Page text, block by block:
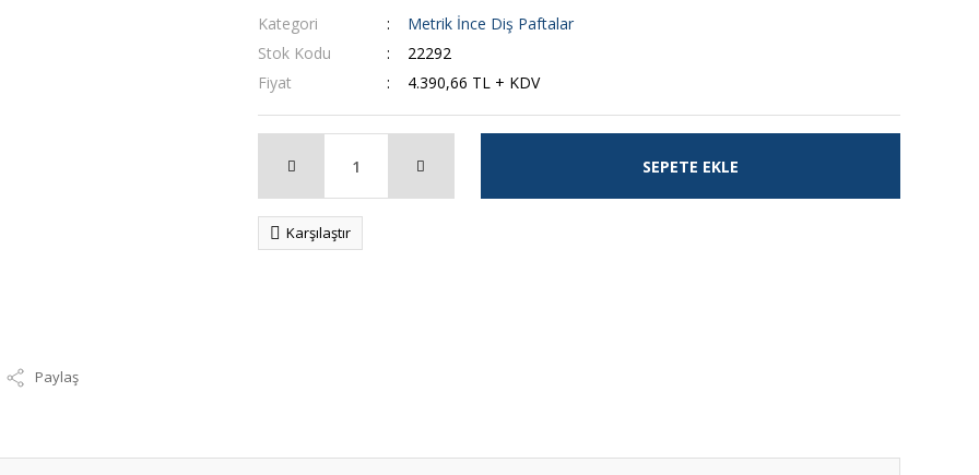
Paylaş
Kategori
Metrik İnce Diş Paftalar
Stok Kodu
22292
Fiyat
4.390,66 TL + KDV
SEPETE EKLE
Karşılaştır